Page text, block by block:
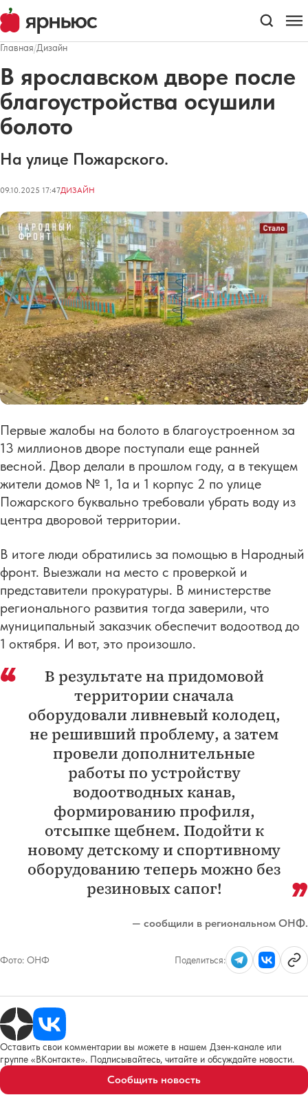
Главная/Дизайн
В ярославском дворе после
благоустройства осушили
болото
На улице Пожарского.
09.10.2025 17:47ДИЗАЙН
Первые жалобы на болото в благоустроенном за
13 миллионов дворе поступали еще ранней
весной. Двор делали в прошлом году, а в текущем
жители домов № 1, 1а и 1 корпус 2 по улице
Пожарского буквально требовали убрать воду из
центра дворовой территории.
В итоге люди обратились за помощью в Народный
фронт. Выезжали на место с проверкой и
представители прокуратуры. В министерстве
регионального развития тогда заверили, что
муниципальный заказчик обеспечит водоотвод до
1 октября. И вот, это произошло.
В результате на придомовой
территории сначала
оборудовали ливневый колодец,
не решивший проблему, а затем
провели дополнительные
работы по устройству
водоотводных канав,
формированию профиля,
отсыпке щебнем. Подойти к
новому детскому и спортивному
оборудованию теперь можно без
резиновых сапог!
— сообщили в региональном ОНФ.
Фото: ОНФ Поделиться:
Оставить свои комментарии вы можете в нашем Дзен-канале или
группе «ВКонтакте». Подписывайтесь, читайте и обсуждайте новости.
Сообщить новость